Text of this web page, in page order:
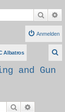
Suche
Anmelden
Albatros
and Gun
Suche